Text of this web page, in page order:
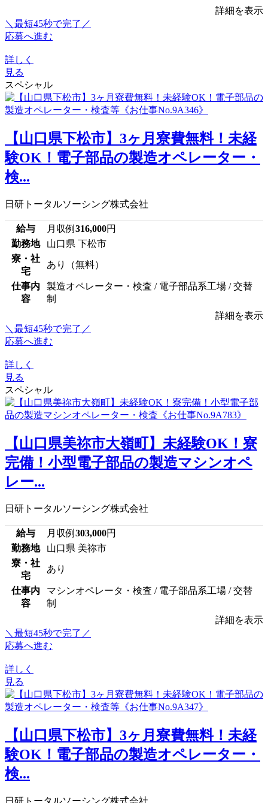
詳細を表示
＼最短45秒で完了／
応募へ進む
詳しく
見る
スペシャル
【山口県下松市】3ヶ月寮費無料！未経
験OK！電子部品の製造オペレーター・
検...
日研トータルソーシング株式会社
給与 月収例 316,000円
勤務地
山口県 下松市
寮・社
宅
あり（無料）
仕事内
容
製造オペレーター・検査 / 電子部品系工場 / 交替
制
詳細を表示
＼最短45秒で完了／
応募へ進む
詳しく
見る
スペシャル
【山口県美祢市大嶺町】未経験OK！寮
完備！小型電子部品の製造マシンオペ
レー...
日研トータルソーシング株式会社
給与 月収例 303,000円
勤務地
山口県 美祢市
寮・社
宅
あり
仕事内
容
マシンオペレータ・検査 / 電子部品系工場 / 交替
制
詳細を表示
＼最短45秒で完了／
応募へ進む
詳しく
見る
【山口県下松市】3ヶ月寮費無料！未経
験OK！電子部品の製造オペレーター・
検...